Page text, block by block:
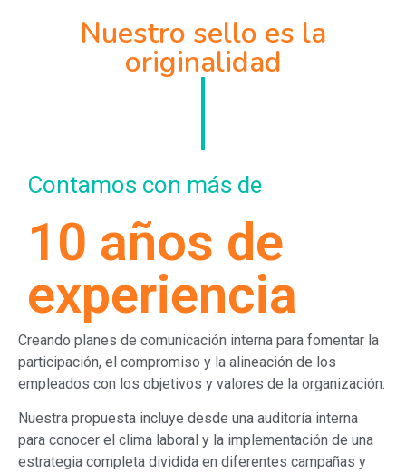
Nuestro sello es la
originalidad
Contamos con más de
10 años de
experiencia
Creando planes de comunicación interna para fomentar la
participación, el compromiso y la alineación de los
empleados con los objetivos y valores de la organización.
Nuestra propuesta incluye desde una auditoría interna
para conocer el clima laboral y la implementación de una
estrategia completa dividida en diferentes campañas y